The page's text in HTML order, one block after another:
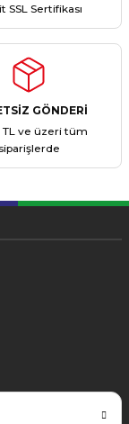
SSL Sertifikası
GÖNDERİ
ve üzeri tüm